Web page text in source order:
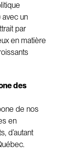
un
par
en matière
des
de nos
en
d’autant